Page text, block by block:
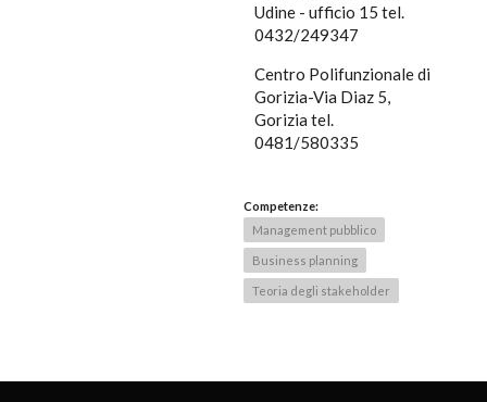
Udine - ufficio 15 tel.
0432/249347
Centro Polifunzionale di
Gorizia-Via Diaz 5,
Gorizia tel.
0481/580335
Competenze:
Management pubblico
Business planning
Teoria degli stakeholder